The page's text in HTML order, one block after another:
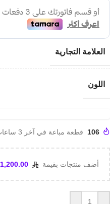
العلامة التجارية
اللون
106 قطعة مباعة في آخر 3 ساعات
أضف منتجات بقيمة 1,200.00